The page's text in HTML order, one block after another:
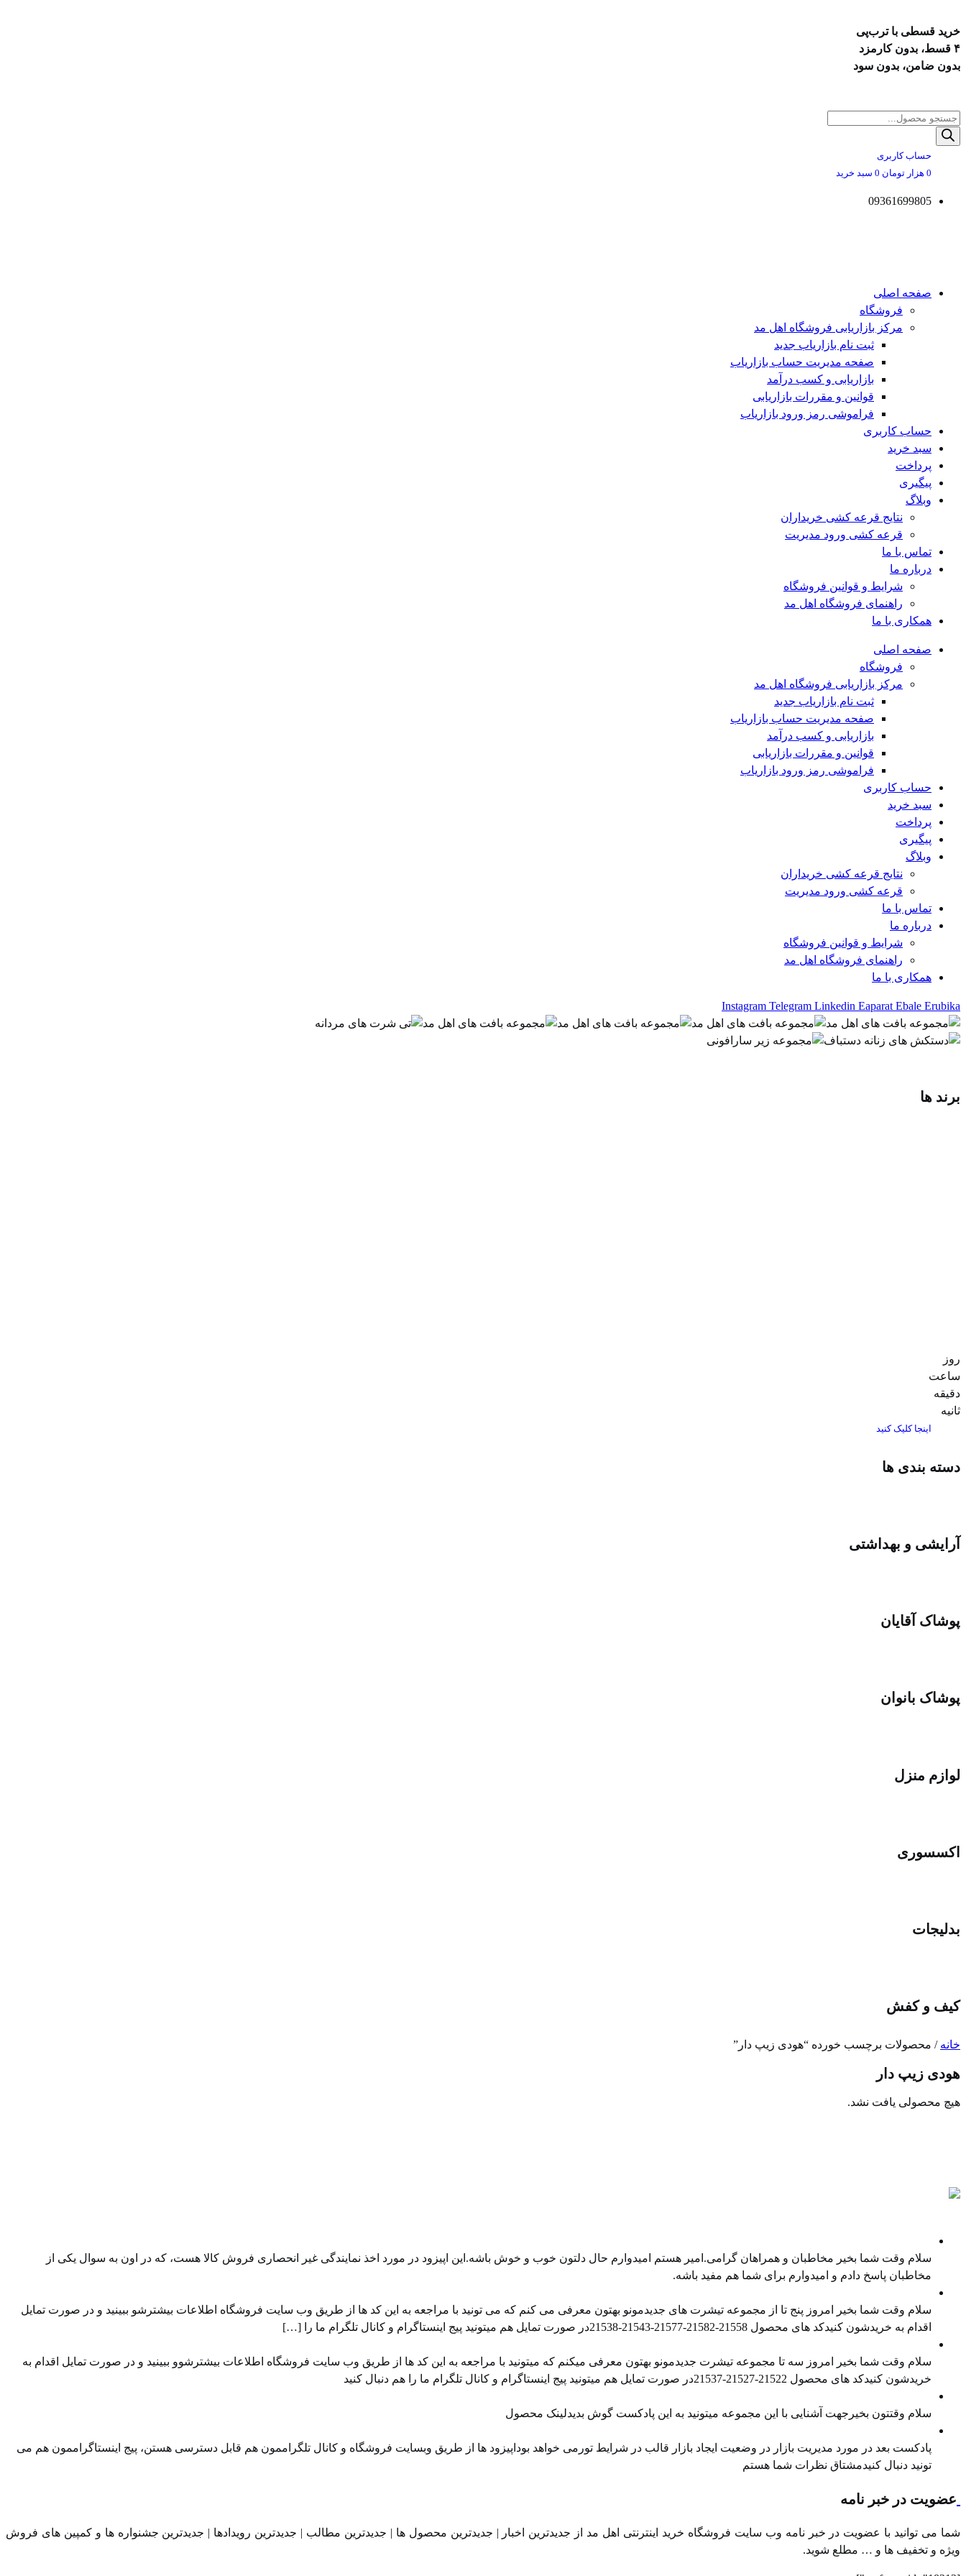
خرید قسطی با ترب‌پی
۴ قسط، بدون کارمزد
بدون ضامن، بدون سود
به
محتوا
Products
search
حساب کاربری
0 هزار تومان 0 سبد خرید
09361699805
صفحه اصلی
فروشگاه
مرکز بازاریابی فروشگاه اهل مد
ثبت نام بازاریاب جدید
صفحه مدیریت حساب بازاریاب
بازاریابی و کسب درآمد
قوانین و مقررات بازاریابی
فراموشی رمز ورود بازاریاب
حساب کاربری
سبد خرید
پرداخت
پیگیری
وبلاگ
نتایج قرعه کشی خریداران
قرعه کشی ورود مدیریت
تماس با ما
درباره ما
شرایط و قوانین فروشگاه
راهنمای فروشگاه اهل مد
همکاری با ما
صفحه اصلی
فروشگاه
مرکز بازاریابی فروشگاه اهل مد
ثبت نام بازاریاب جدید
صفحه مدیریت حساب بازاریاب
بازاریابی و کسب درآمد
قوانین و مقررات بازاریابی
فراموشی رمز ورود بازاریاب
حساب کاربری
سبد خرید
پرداخت
پیگیری
وبلاگ
نتایج قرعه کشی خریداران
قرعه کشی ورود مدیریت
تماس با ما
درباره ما
شرایط و قوانین فروشگاه
راهنمای فروشگاه اهل مد
همکاری با ما
Instagram Telegram Linkedin Eaparat Ebale Erubika
برند ها
روز
ساعت‌
دقیقه
ثانیه
اینجا کلیک کنید
دسته بندی ها
آرایشی و بهداشتی
پوشاک آقایان
پوشاک بانوان
لوازم منزل
اکسسوری
بدلیجات
کیف و کفش
خانه / محصولات برچسب خورده “هودی زیپ دار”
هودی زیپ دار
هیچ محصولی یافت نشد.
سلام وقت شما بخیر مخاطبان و همراهان گرامی.امیر هستم امیدوارم حال دلتون خوب و خوش باشه.این اپیزود در مورد اخذ نمایندگی غیر انحصاری فروش کالا هست، که در اون به سوال یکی از
مخاطبان پاسخ دادم و امیدوارم برای شما هم مفید باشه.
سلام وقت شما بخیر امروز پنج تا از مجموعه تیشرت های جدیدمونو بهتون معرفی می کنم که می تونید با مراجعه به این کد ها از طریق وب سایت ⁠فروشگاه ⁠اطلاعات بیشترشو ببینید و در صورت تمایل
اقدام به خریدشون کنیدکد های محصول ⁠21558-21582-21577⁠-⁠21543⁠-⁠21538⁠در صورت تمایل هم میتونید ⁠پیج اینستاگرام⁠ و ⁠کانال تلگرام⁠ ما را […]
سلام وقت شما بخیر امروز سه تا مجموعه تیشرت جدیدمونو بهتون معرفی میکنم که میتونید با مراجعه به این کد ها از طریق وب سایت فروشگاه اطلاعات بیشترشوو ببینید و در صورت تمایل اقدام به
خریدشون کنیدکد های محصول 21522-21527-21537در صورت تمایل هم میتونید پیج اینستاگرام و کانال تلگرام ما را هم دنبال کنید
سلام وقتتون بخیرجهت آشنایی با این مجموعه میتونید به این پادکست گوش بدیدلینک محصول
پادکست بعد در مورد مدیریت بازار در وضعیت ایجاد بازار قالب در شرایط تورمی خواهد بوداپیزود ها از طریق ⁠⁠وبسایت فروشگاه⁠⁠ و ⁠⁠کانال تلگراممون⁠⁠ هم قابل دسترسی هستن، ⁠⁠پیج اینستاگراممون⁠⁠ هم می
تونید دنبال کنیدمشتاق نظرات شما هستم
عضویت در خبر نامه
شما می توانید با عضویت در خبر نامه وب سایت فروشگاه خرید اینترنتی اهل مد از جدیدترین اخبار | جدیدترین محصول ها | جدیدترین مطالب | جدیدترین رویدادها | جدیدترین جشنواره ها و کمپین های فروش
ویژه و تخفیف ها و … مطلع شوید.